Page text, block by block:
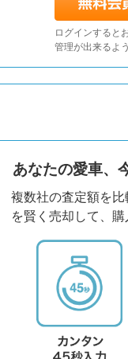
ログインすると
管理が出来るよ
あなたの愛車、
複数社の査定額を
を賢く売却して、